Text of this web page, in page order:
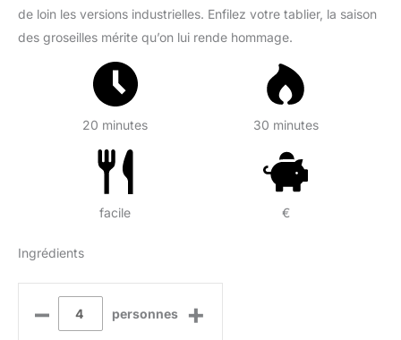
de loin les versions industrielles. Enfilez votre tablier, la saison
des groseilles mérite qu’on lui rende hommage.
20 minutes 30 minutes
facile €
Ingrédients
– personnes +